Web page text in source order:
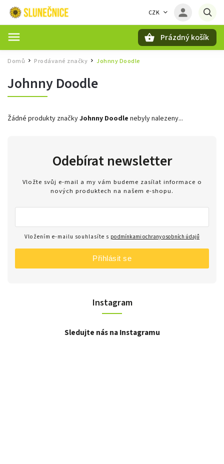
CZK
Prázdný košík
Domů / Prodávané značky / Johnny Doodle
Johnny Doodle
Žádné produkty značkyJohnny Doodle nebyly nalezeny...
Instagram
Sledujte nás na Instagramu
Odebírat newsletter
Vložte svůj e-mail a my vám budeme zasílat informace o
nových produktech na našem e-shopu.
Vložením e-mailu souhlasíte s podmínkami ochrany osobních údajů
Přihlásit se